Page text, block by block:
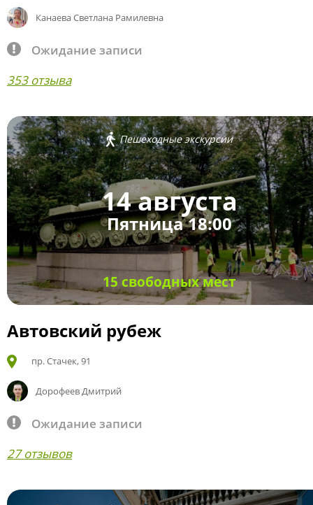
Канаева Светлана Рамилевна
Ожидание записи
353 отзыва
Пешеходные экскурсии
14 августа
Пятница 18:00
15 свободных мест
Автовский рубеж
пр. Стачек, 91
Дорофеев Дмитрий
Ожидание записи
27 отзывов